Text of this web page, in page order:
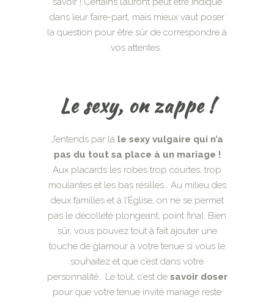
dans leur faire-part, mais mieux vaut poser
la question pour être sûr de correspondre à
vos attentes.
Le sexy, on zappe !
J’entends par là le sexy vulgaire qui n’a
pas du tout sa place à un mariage !
Aux placards les robes trop courtes, trop
moulantes et les bas résilles… Au milieu des
deux familles et à l’Église, on ne se permet
pas le décolleté plongeant, point final. Bien
sûr, vous pouvez tout à fait ajouter une
touche de glamour à votre tenue si vous le
souhaitez et que c’est dans votre
personnalité… Le tout, c’est de savoir doser
pour que votre tenue invité mariage reste